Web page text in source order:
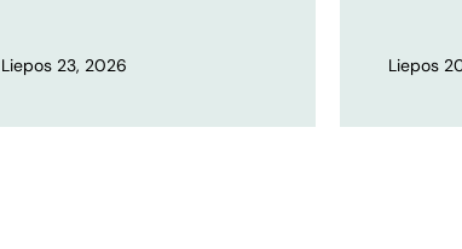
Liepos 23, 2026 Liepos